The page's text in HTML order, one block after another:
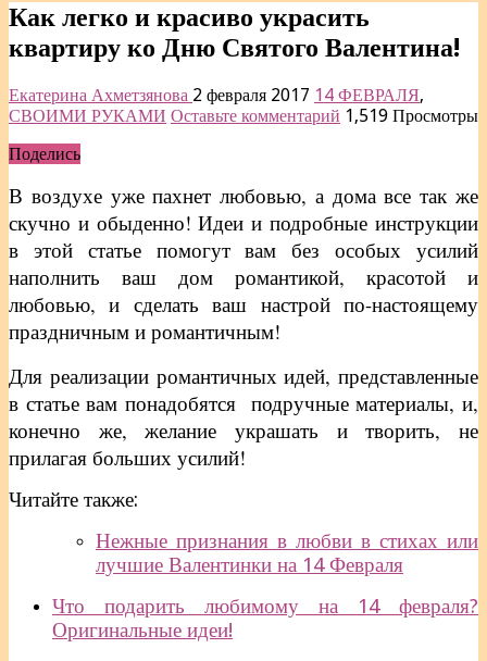
Как легко и красиво украсить
квартиру ко Дню Святого Валентина!
Екатерина Ахметзянова 2 февраля 2017 14 ФЕВРАЛЯ,
СВОИМИ РУКАМИ Оставьте комментарий 1,519 Просмотры
Поделись
В воздухе уже пахнет любовью, а дома все так же
скучно и обыденно! Идеи и подробные инструкции
в этой статье помогут вам без особых усилий
наполнить ваш дом романтикой, красотой и
любовью, и сделать ваш настрой по-настоящему
праздничным и романтичным!
Для реализации романтичных идей, представленные
в статье вам понадобятся подручные материалы, и,
конечно же, желание украшать и творить, не
прилагая больших усилий!
Читайте также:
Нежные признания в любви в стихах или
лучшие Валентинки на 14 Февраля
Что подарить любимому на 14 февраля?
Оригинальные идеи!